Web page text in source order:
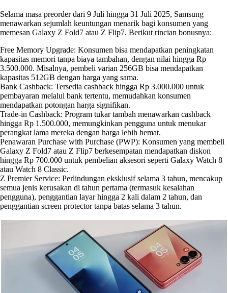
Selama masa preorder dari 9 Juli hingga 31 Juli 2025, Samsung
menawarkan sejumlah keuntungan menarik bagi konsumen yang
memesan Galaxy Z Fold7 atau Z Flip7. Berikut rincian bonusnya:
Free Memory Upgrade: Konsumen bisa mendapatkan peningkatan
kapasitas memori tanpa biaya tambahan, dengan nilai hingga Rp
3.500.000. Misalnya, pembeli varian 256GB bisa mendapatkan
kapasitas 512GB dengan harga yang sama.
Bank Cashback: Tersedia cashback hingga Rp 3.000.000 untuk
pembayaran melalui bank tertentu, memudahkan konsumen
mendapatkan potongan harga signifikan.
Trade-in Cashback: Program tukar tambah menawarkan cashback
hingga Rp 1.500.000, memungkinkan pengguna untuk menukar
perangkat lama mereka dengan harga lebih hemat.
Penawaran Purchase with Purchase (PWP): Konsumen yang membeli
Galaxy Z Fold7 atau Z Flip7 berkesempatan mendapatkan diskon
hingga Rp 700.000 untuk pembelian aksesori seperti Galaxy Watch 8
atau Watch 8 Classic.
Z Premier Service: Perlindungan eksklusif selama 3 tahun, mencakup
semua jenis kerusakan di tahun pertama (termasuk kesalahan
pengguna), penggantian layar hingga 2 kali dalam 2 tahun, dan
penggantian screen protector tanpa batas selama 3 tahun.